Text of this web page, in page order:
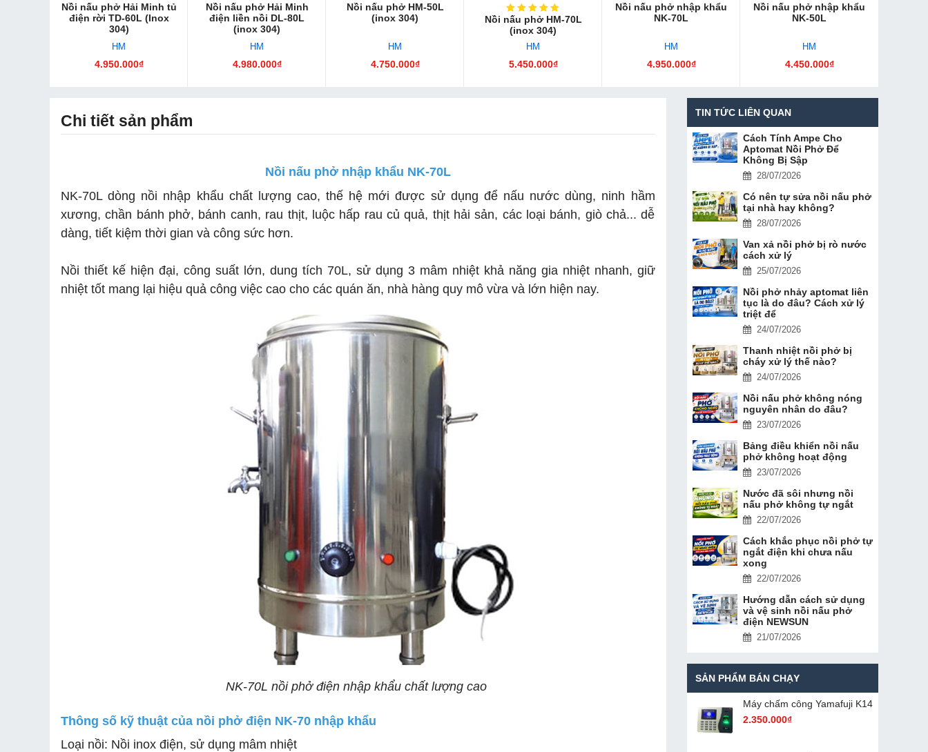
Nồi nấu phở Hải Minh tủ
điện rời TD-60L (Inox
304)
HM
4.950.000₫
Nồi nấu phở Hải Minh
điện liền nồi DL-80L
(inox 304)
HM
4.980.000₫
Nồi nấu phở HM-50L
(inox 304)
HM
4.750.000₫
Nồi nấu phở HM-70L
(inox 304)
HM
5.450.000₫
Nồi nấu phở nhập khẩu
NK-70L
HM
4.950.000₫
Nồi nấu phở nhập khẩu
NK-50L
HM
4.450.000₫
Chi tiết sản phẩm
Nồi nấu phở nhập khẩu NK-70L
NK-70L dòng nồi nhập khẩu chất lượng cao, thế hệ mới được sử dụng để nấu nước dùng, ninh hầm
xương, chần bánh phở, bánh canh, rau thịt, luộc hấp rau củ quả, thịt hải sản, các loại bánh, giò chả... dễ
dàng, tiết kiệm thời gian và công sức hơn.
Nồi thiết kế hiện đại, công suất lớn, dung tích 70L, sử dụng 3 mâm nhiệt khả năng gia nhiệt nhanh, giữ
nhiệt tốt mang lại hiệu quả công việc cao cho các quán ăn, nhà hàng quy mô vừa và lớn hiện nay.
NK-70L nồi phở điện nhập khẩu chất lượng cao
Thông số kỹ thuật của nồi phở điện NK-70 nhập khẩu
Loại nồi: Nồi inox điện, sử dụng mâm nhiệt
TIN TỨC LIÊN QUAN
Cách Tính Ampe Cho
Aptomat Nồi Phở Để
Không Bị Sập
28/07/2026
Có nên tự sửa nồi nấu phở
tại nhà hay không?
28/07/2026
Van xả nồi phở bị rò nước
cách xử lý
25/07/2026
Nồi phở nhảy aptomat liên
tục là do đâu? Cách xử lý
triệt để
24/07/2026
Thanh nhiệt nồi phở bị
cháy xử lý thế nào?
24/07/2026
Nồi nấu phở không nóng
nguyên nhân do đâu?
23/07/2026
Bảng điều khiển nồi nấu
phở không hoạt động
23/07/2026
Nước đã sôi nhưng nồi
nấu phở không tự ngắt
22/07/2026
Cách khắc phục nồi phở tự
ngắt điện khi chưa nấu
xong
22/07/2026
Hướng dẫn cách sử dụng
và vệ sinh nồi nấu phở
điện NEWSUN
21/07/2026
SẢN PHẨM BÁN CHẠY
Máy chấm cô​ng Yamafuji K14
2.350.000₫